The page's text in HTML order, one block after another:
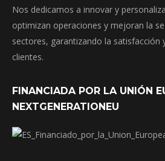
Nos dedicamos a innovar y
optimizan operaciones y mejoran la
sectores, garantizando la satisfacción
clientes.
FINANCIADA POR LA UNIÓN
NEXTGENERATIONEU